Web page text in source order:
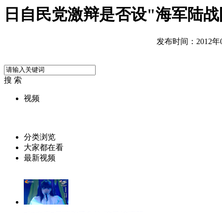
日自民党激辩是否设"海军陆
发布时间：2012年
搜 索
视频
分类浏览
大家都在看
最新视频